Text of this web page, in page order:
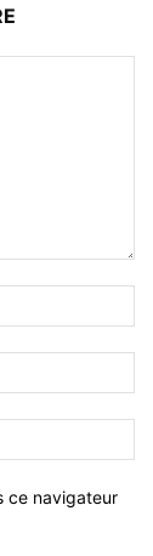
ce navigateur